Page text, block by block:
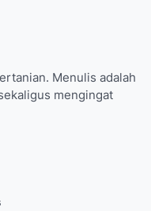
Menulis adalah
mengingat